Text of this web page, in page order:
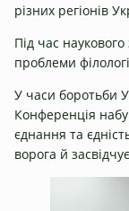
різних регіонів
Під час
проблеми
У часи боротьби
Конференція
єднання та
ворога й